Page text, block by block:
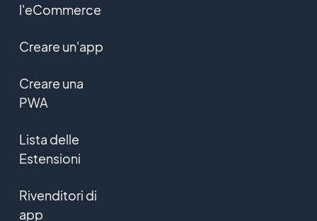
l'eCommerce
Creare un'app
Creare una
PWA
Lista delle
Estensioni
Rivenditori di
app